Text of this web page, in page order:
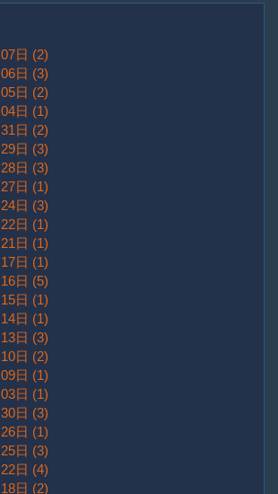
日 (2)
日 (3)
日 (2)
日 (1)
日 (2)
日 (3)
日 (3)
日 (1)
日 (3)
日 (1)
日 (1)
日 (1)
日 (5)
日 (1)
日 (1)
日 (3)
日 (2)
日 (1)
日 (1)
日 (3)
日 (1)
日 (3)
日 (4)
日 (2)